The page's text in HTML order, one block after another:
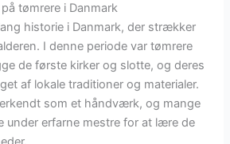
tømrere i Danmark
historie i Danmark, der strækker
I denne periode var tømrere
de første kirker og slotte, og deres
af lokale traditioner og materialer.
som et håndværk, og mange
under erfarne mestre for at lære de